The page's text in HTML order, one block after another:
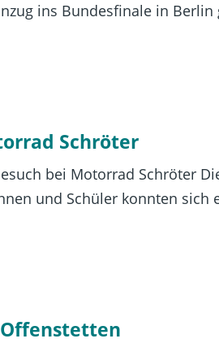
ins Bundesfinale in Berlin
Schröter
bei Motorrad Schröter
und Schüler konnten sich